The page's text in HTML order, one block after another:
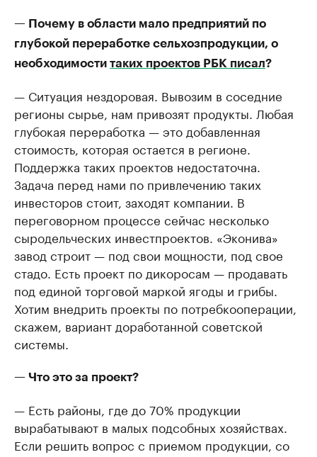
— Почему в области мало предприятий по
глубокой переработке сельхозпродукции, о
необходимости таких проектов РБК писал?
— Ситуация нездоровая. Вывозим в соседние
регионы сырье, нам привозят продукты. Любая
глубокая переработка — это добавленная
стоимость, которая остается в регионе.
Поддержка таких проектов недостаточна.
Задача перед нами по привлечению таких
инвесторов стоит, заходят компании. В
переговорном процессе сейчас несколько
сыродельческих инвестпроектов. «Эконива»
завод строит — под свои мощности, под свое
стадо. Есть проект по дикоросам — продавать
под единой торговой маркой ягоды и грибы.
Хотим внедрить проекты по потребкооперации,
скажем, вариант доработанной советской
системы.
— Что это за проект?
— Есть районы, где до 70% продукции
вырабатывают в малых подсобных хозяйствах.
Если решить вопрос с приемом продукции, со